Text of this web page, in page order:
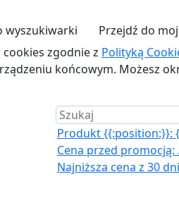
wyszukiwarki Przejdź do
zgodnie z Polityką
końcowym. Możesz
Produkt {{:position:}}:
Cena przed promocją: .
Najniższa cena z 30